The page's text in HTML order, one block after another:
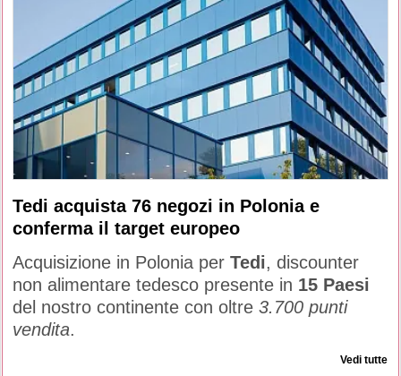
Tedi acquista 76 negozi in Polonia e
conferma il target europeo
Acquisizione in Polonia per Tedi, discounter
non alimentare tedesco presente in 15 Paesi
del nostro continente con oltre 3.700 punti
vendita.
Vedi tutte